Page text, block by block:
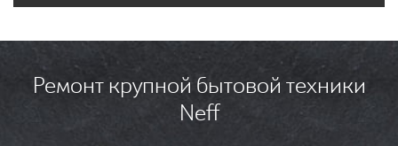
Ремонт крупной бытовой техники
Neff